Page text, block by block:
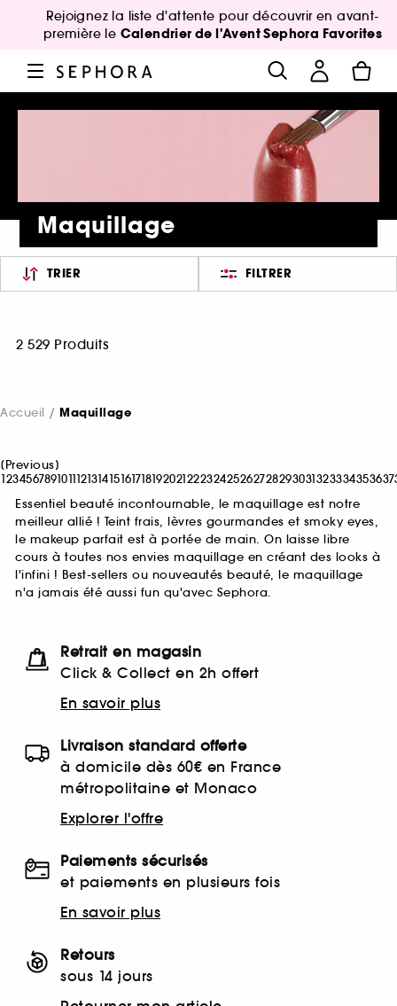
Rejoignez la liste d'attente pour découvrir en avant-
première le Calendrier de l'Avent Sephora Favorites
Maquillage
TRIER FILTRER
2 529 Produits
Accueil Maquillage
[Previous]
12345678910111213141516171819202122232425262728293031323334353637
Essentiel beauté incontournable, le maquillage est notre
meilleur allié ! Teint frais, lèvres gourmandes et smoky eyes,
le makeup parfait est à portée de main. On laisse libre
cours à toutes nos envies maquillage en créant des looks à
l'infini ! Best-sellers ou nouveautés beauté, le maquillage
n'a jamais été aussi fun qu'avec Sephora.
Retrait en magasin
Click & Collect en 2h offert
En savoir plus
Livraison standard offerte
à domicile dès 60€ en France
métropolitaine et Monaco
Explorer l'offre
Paiements sécurisés
et paiements en plusieurs fois
En savoir plus
Retours
sous 14 jours